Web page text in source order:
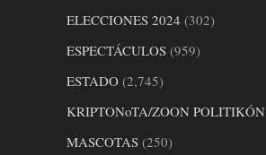
ELECCIONES 2024 (302)
ESPECTÁCULOS (959)
ESTADO (2,745)
KRIPTONoTA/ZOON POLITIKÓN
MASCOTAS (250)